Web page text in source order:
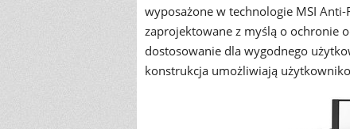
wyposażone w technologie MSI
zaprojektowane z myślą o ochronie
dostosowanie dla wygodnego
konstrukcja umożliwiają